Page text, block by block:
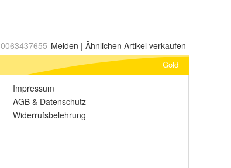
0063437655 Melden | Ähnlichen Artikel verkaufen
Gold
Impressum
AGB & Datenschutz
Widerrufsbelehrung